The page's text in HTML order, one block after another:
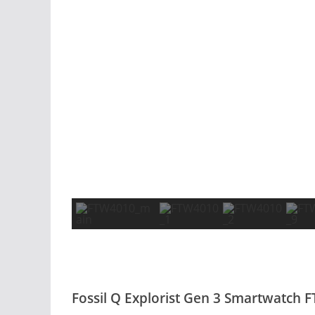
Fossil Q Explorist Gen 3 Smartwatch